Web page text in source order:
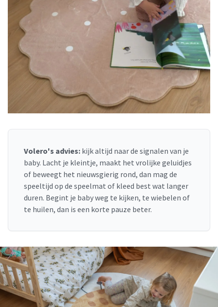
Volero's advies: kijk altijd naar de signalen van je
baby. Lacht je kleintje, maakt het vrolijke geluidjes
of beweegt het nieuwsgierig rond, dan mag de
speeltijd op de speelmat of kleed best wat langer
duren. Begint je baby weg te kijken, te wiebelen of
te huilen, dan is een korte pauze beter.